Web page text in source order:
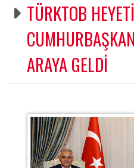
TÜRKTOB
ARAYA GELDİ